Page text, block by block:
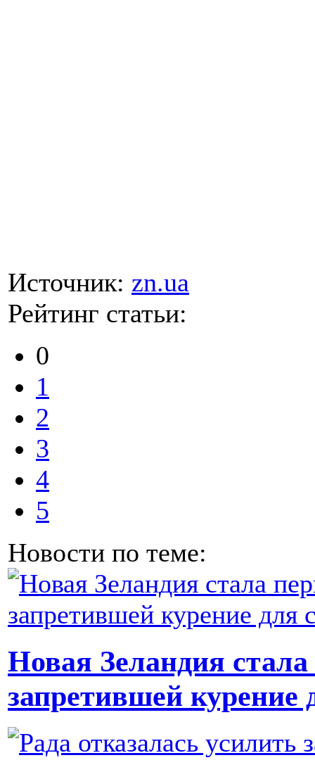
Источник: zn.ua
Рейтинг статьи:
0
1
2
3
4
5
Новости по теме:
Новая Зеландия
запретившей курение